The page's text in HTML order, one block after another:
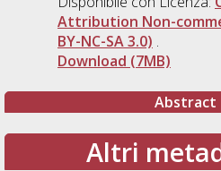
Attribution Non-
BY-NC-SA 3.0) .
Download (7MB)
Abstract
Altri